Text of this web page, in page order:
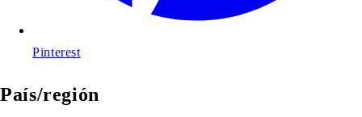
Pinterest
País/región